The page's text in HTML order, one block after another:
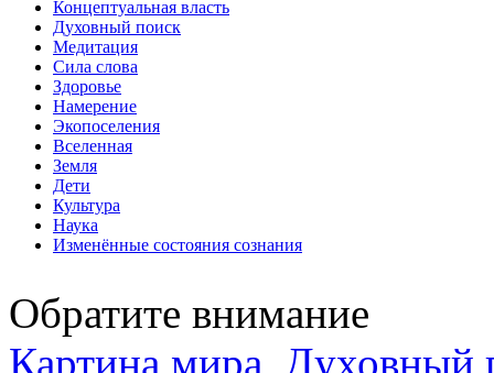
Концептуальная власть
Духовный поиск
Медитация
Сила слова
Здоровье
Намерение
Экопоселения
Вселенная
Земля
Дети
Культура
Наука
Изменённые состояния сознания
Обратите внимание
Картина мира Духовный